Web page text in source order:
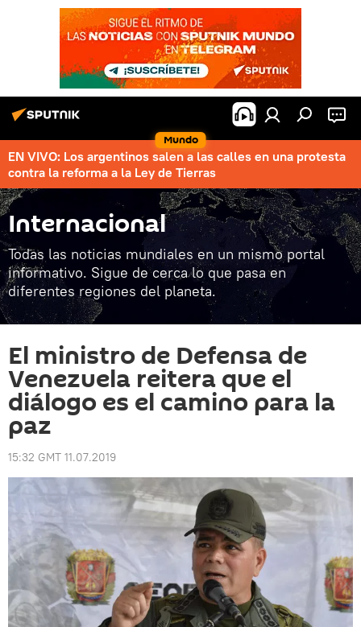
Mundo
EN VIVO: Los argentinos salen a las calles en una protesta
contra la reforma a la Ley de Tierras
Internacional
Todas las noticias mundiales en un mismo portal
informativo. Sigue de cerca lo que pasa en
diferentes regiones del planeta.
El ministro de Defensa de
Venezuela reitera que el
diálogo es el camino para la
paz
15:32 GMT 11.07.2019